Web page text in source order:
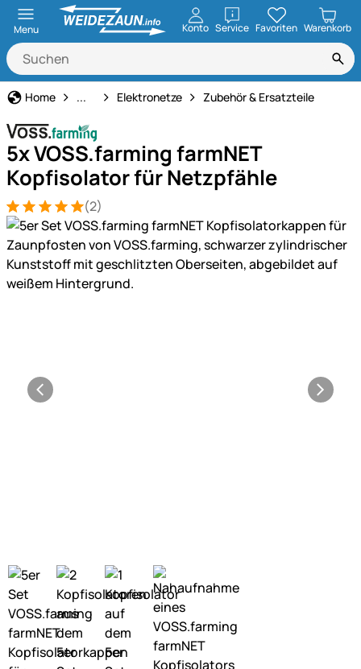
Menu Konto ServiceöffnenFavoriten Warenkorb
Home Weidezaun
... Elektronetze Zubehör & Ersatzteile
5x VOSS.farming farmNET
Kopfisolator für Netzpfähle
Bewertung: 5 von 5 (2 Bewertungen)
2 Bewertungen
(2)
Produktgalerie